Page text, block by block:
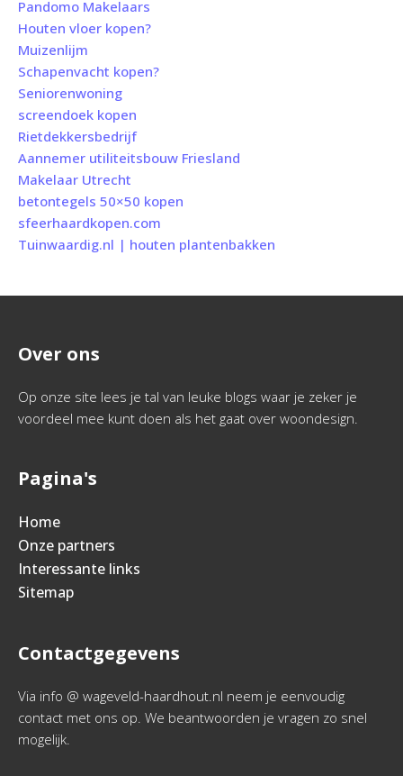
Pandomo Makelaars
Houten vloer kopen?
Muizenlijm
Schapenvacht kopen?
Seniorenwoning
screendoek kopen
Rietdekkersbedrijf
Aannemer utiliteitsbouw Friesland
Makelaar Utrecht
betontegels 50×50 kopen
sfeerhaardkopen.com
Tuinwaardig.nl | houten plantenbakken
Over ons
Op onze site lees je tal van leuke blogs waar je zeker je
voordeel mee kunt doen als het gaat over woondesign.
Pagina's
Home
Onze partners
Interessante links
Sitemap
Contactgegevens
Via info @ wageveld-haardhout.nl neem je eenvoudig
contact met ons op. We beantwoorden je vragen zo snel
mogelijk.